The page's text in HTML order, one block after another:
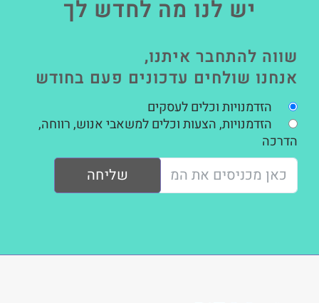
יש לנו מה לחדש לך
שווה להתחבר איתנו,
אנחנו שולחים עדכונים פעם בחודש
הזדמנויות וכלים לעסקים
הזדמנויות, הצעות וכלים למשאבי אנוש, רווחה,
הדרכה
שליחה